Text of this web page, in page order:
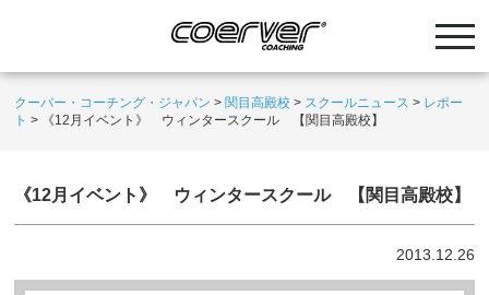
クーバー・コーチング・ジャパン > 関目高殿校 > スクールニュース > レポー
ト > 《12月イベント》 ウィンタースクール 【関目高殿校】
《12月イベント》 ウィンタースクール 【関目高殿校】
2013.12.26